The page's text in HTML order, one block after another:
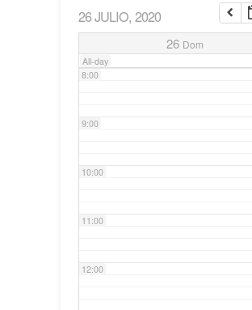
26 JULIO, 2020
26 Dom
All-day
7:00
8:00
9:00
10:00
11:00
12:00